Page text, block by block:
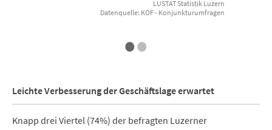
LUSTAT Statistik Luzern
Datenquelle: KOF - Konjunkturumfragen
••
Leichte Verbesserung der Geschäftslage erwartet
Knapp drei Viertel (74%) der befragten Luzerner